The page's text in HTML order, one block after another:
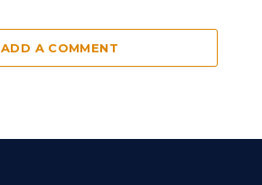
ADD A COMMENT